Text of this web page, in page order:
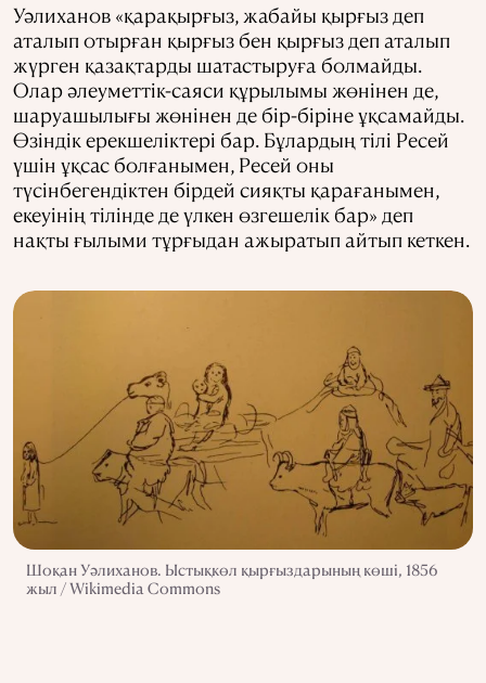
Уәлиханов «қарақырғыз, жабайы қырғыз деп
аталып отырған қырғыз бен қырғыз деп аталып
жүрген қазақтарды шатастыруға болмайды.
Олар әлеуметтік-саяси құрылымы жөнінен де,
шаруашылығы жөнінен де бір-біріне ұқсамайды.
Өзіндік ерекшеліктері бар. Бұлардың тілі Ресей
үшін ұқсас болғанымен, Ресей оны
түсінбегендіктен бірдей сияқты қарағанымен,
екеуінің тілінде де үлкен өзгешелік бар» деп
нақты ғылыми тұрғыдан ажыратып айтып кеткен.
Шоқан Уәлиханов. Ыстықкөл қырғыздарының көші, 1856
жыл / Wikimedia Commons